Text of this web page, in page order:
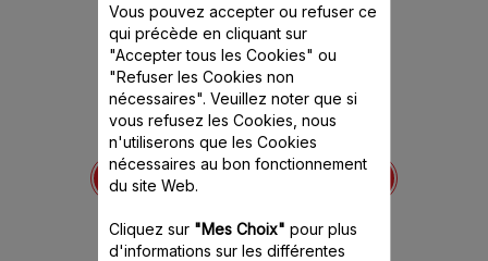
Accessoire hachoir à
viande XF631BB1
Viande hachée faite maison
Vous pouvez accepter ou refuser ce
qui précède en cliquant sur
"Accepter tous les Cookies" ou
"Refuser les Cookies non
nécessaires". Veuillez noter que si
vous refusez les Cookies, nous
n'utiliserons que les Cookies
nécessaires au bon fonctionnement
du site Web.
Cliquez sur "Mes Choix" pour plus
d'informations sur les différentes